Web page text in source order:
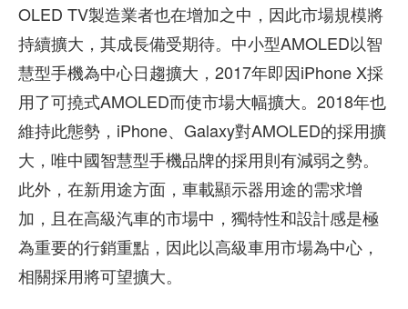
OLED TV製造業者也在增加之中，因此市場規模將
持續擴大，其成長備受期待。中小型AMOLED以智
慧型手機為中心日趨擴大，2017年即因iPhone X採
用了可撓式AMOLED而使市場大幅擴大。2018年也
維持此態勢，iPhone、Galaxy對AMOLED的採用擴
大，唯中國智慧型手機品牌的採用則有減弱之勢。
此外，在新用途方面，車載顯示器用途的需求增
加，且在高級汽車的市場中，獨特性和設計感是極
為重要的行銷重點，因此以高級車用市場為中心，
相關採用將可望擴大。